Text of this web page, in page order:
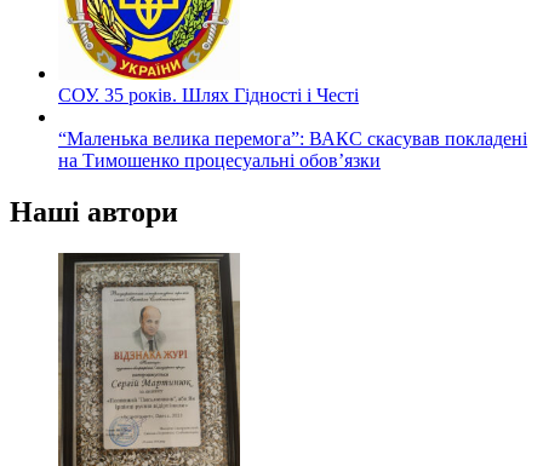
СОУ. 35 років. Шлях Гідності і Честі
“Маленька велика перемога”: ВАКС скасував покладені
на Тимошенко процесуальні обов’язки
Наші автори